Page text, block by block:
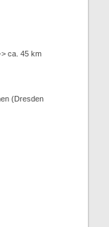
ca. 45 km
(Dresden